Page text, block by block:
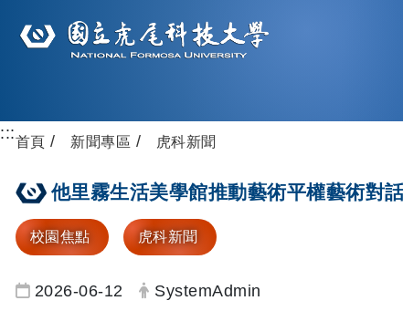
:::首頁 新聞專區 虎科新聞
他里霧生活美學館推動藝術平權藝術對
校園焦點 虎科新聞
日期：
2026-06-12 發布者：
SystemAdmin